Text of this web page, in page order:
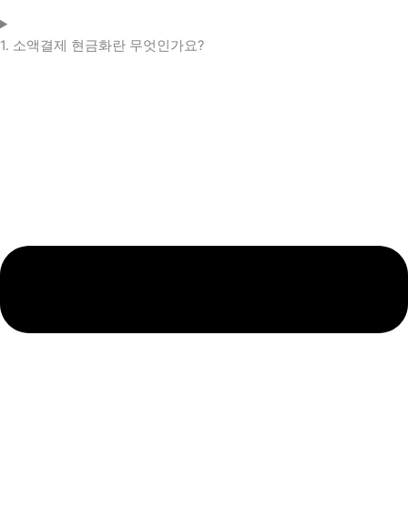
1. 소액결제 현금화란 무엇인가요?